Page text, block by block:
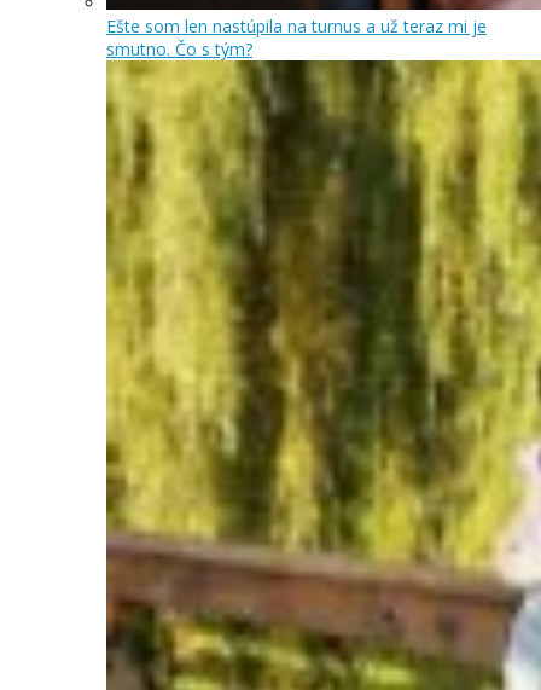
Ešte som len nastúpila na turnus a už teraz mi je
smutno. Čo s tým?